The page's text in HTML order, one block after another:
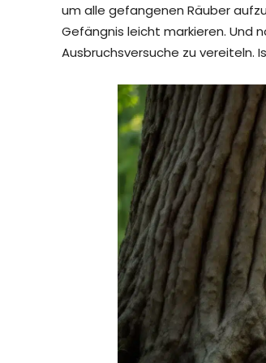
um alle gefangenen Räuber
Gefängnis leicht markieren. Und
Ausbruchsversuche zu vereiteln.